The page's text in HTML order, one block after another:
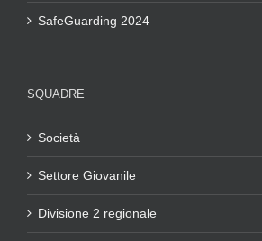
SafeGuarding 2024
SQUADRE
Società
Settore Giovanile
Divisione 2 regionale